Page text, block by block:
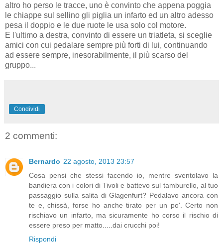
altro ho perso le tracce, uno è convinto che appena poggia
le chiappe sul sellino gli piglia un infarto ed un altro adesso
pesa il doppio e le due ruote le usa solo col motore.
E l'ultimo a destra, convinto di essere un triatleta, si sceglie
amici con cui pedalare sempre più forti di lui, continuando
ad essere sempre, inesorabilmente, il più scarso del
gruppo...
Condividi
2 commenti:
Bernardo 22 agosto, 2013 23:57
Cosa pensi che stessi facendo io, mentre sventolavo la
bandiera con i colori di Tivoli e battevo sul tamburello, al tuo
passaggio sulla salita di Glagenfurt? Pedalavo ancora con
te e, chissà, forse ho anche tirato per un po'. Certo non
rischiavo un infarto, ma sicuramente ho corso il rischio di
essere preso per matto.....dai crucchi poi!
Rispondi